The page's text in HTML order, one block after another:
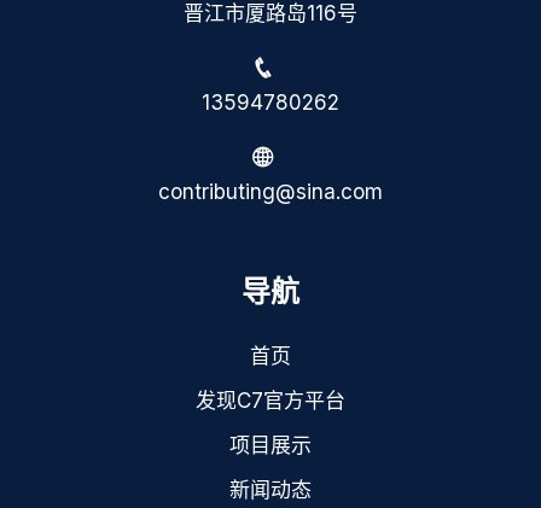
晋江市厦路岛116号
13594780262
contributing@sina.com
导航
首页
发现C7官方平台
项目展示
新闻动态